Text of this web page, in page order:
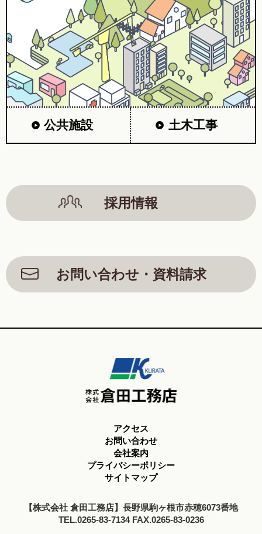
公共施設 土木工事
採用情報
お問い合わせ・資料請求
アクセス
お問い合わせ
会社案内
プライバシーポリシー
サイトマップ
【株式会社 倉田工務店】長野県駒ヶ根市赤穂6073番地
TEL.0265-83-7134 FAX.0265-83-0236